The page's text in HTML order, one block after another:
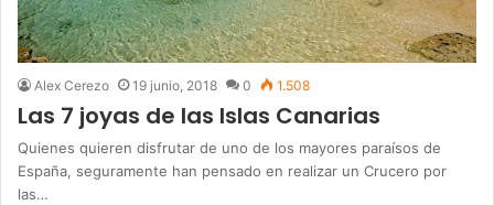
Alex Cerezo 19 junio, 2018 0 1.508
Las 7 joyas de las Islas Canarias
Quienes quieren disfrutar de uno de los mayores paraísos de
España, seguramente han pensado en realizar un Crucero por
las…